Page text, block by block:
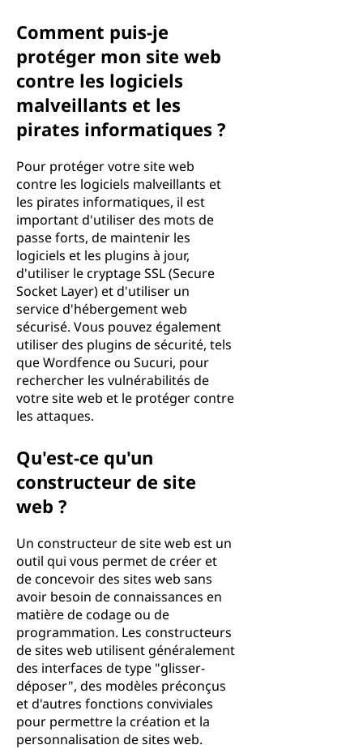
Comment puis-je
protéger mon site web
contre les logiciels
malveillants et les
pirates informatiques ?
Pour protéger votre site web
contre les logiciels malveillants et
les pirates informatiques, il est
important d'utiliser des mots de
passe forts, de maintenir les
logiciels et les plugins à jour,
d'utiliser le cryptage SSL (Secure
Socket Layer) et d'utiliser un
service d'hébergement web
sécurisé. Vous pouvez également
utiliser des plugins de sécurité, tels
que Wordfence ou Sucuri, pour
rechercher les vulnérabilités de
votre site web et le protéger contre
les attaques.
Qu'est-ce qu'un
constructeur de site
web ?
Un constructeur de site web est un
outil qui vous permet de créer et
de concevoir des sites web sans
avoir besoin de connaissances en
matière de codage ou de
programmation. Les constructeurs
de sites web utilisent généralement
des interfaces de type "glisser-
déposer", des modèles préconçus
et d'autres fonctions conviviales
pour permettre la création et la
personnalisation de sites web.